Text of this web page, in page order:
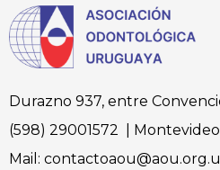
Durazno 937, entre
(598) 29001572 |
Mail: